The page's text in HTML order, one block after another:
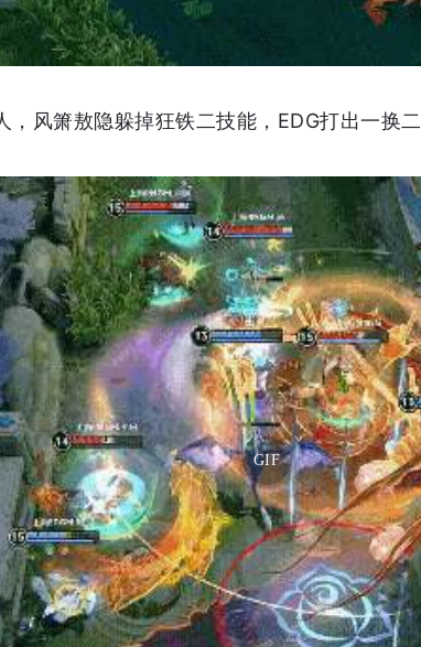
，风箫敖隐躲掉狂铁二技能，EDG打出一换二
GIF